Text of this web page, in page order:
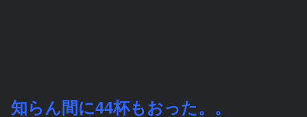
知らん間に44杯もおった。。